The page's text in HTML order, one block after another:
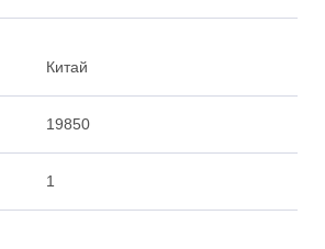
Китай
19850
1